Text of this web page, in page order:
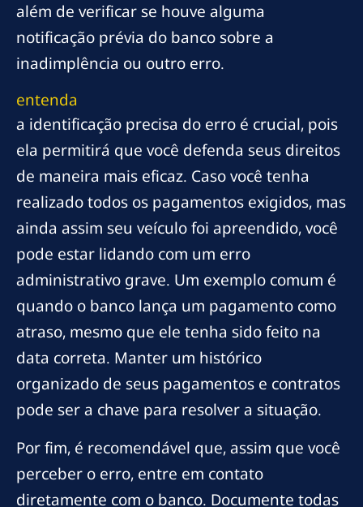
além de verificar se houve alguma
notificação prévia do banco sobre a
inadimplência ou outro erro.
entenda
a identificação precisa do erro é crucial, pois
ela permitirá que você defenda seus direitos
de maneira mais eficaz. Caso você tenha
realizado todos os pagamentos exigidos, mas
ainda assim seu veículo foi apreendido, você
pode estar lidando com um erro
administrativo grave. Um exemplo comum é
quando o banco lança um pagamento como
atraso, mesmo que ele tenha sido feito na
data correta. Manter um histórico
organizado de seus pagamentos e contratos
pode ser a chave para resolver a situação.
Por fim, é recomendável que, assim que você
perceber o erro, entre em contato
diretamente com o banco. Documente todas